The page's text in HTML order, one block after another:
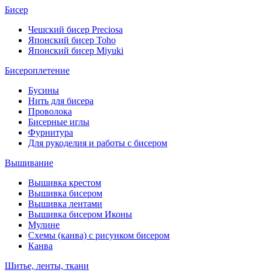
Бисер
Чешский бисер Preciosa
Японский бисер Toho
Японский бисер Miyuki
Бисероплетение
Бусины
Нить для бисера
Проволока
Бисерные иглы
Фурнитура
Для рукоделия и работы с бисером
Вышивание
Вышивка крестом
Вышивка бисером
Вышивка лентами
Вышивка бисером Иконы
Мулине
Схемы (канва) с рисунком бисером
Канва
Шитье, ленты, ткани